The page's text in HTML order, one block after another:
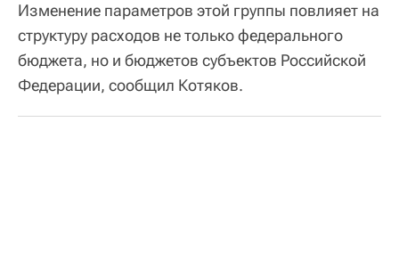
Изменение параметров этой группы повлияет на
структуру расходов не только федерального
бюджета, но и бюджетов субъектов Российской
Федерации, сообщил Котяков.